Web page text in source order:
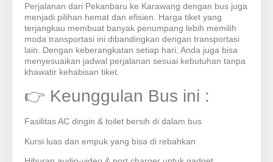
Perjalanan dari Pekanbaru ke Karawang dengan bus juga
menjadi pilihan hemat dan efisien. Harga tiket yang
terjangkau membuat banyak penumpang lebih memilih
moda transportasi ini dibandingkan dengan transportasi
lain. Dengan keberangkatan setiap hari, Anda juga bisa
menyesuaikan jadwal perjalanan sesuai kebutuhan tanpa
khawatir kehabisan tiket.
👉 Keunggulan Bus ini :
Fasilitas AC dingin & toilet bersih di dalam bus
Kursi luas dan empuk yang bisa di rebahkan